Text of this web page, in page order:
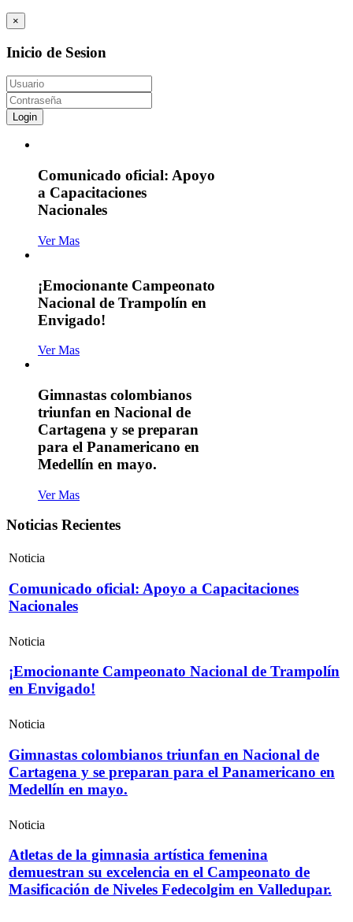
×
Inicio de Sesion
Login
Comunicado oficial: Apoyo
a Capacitaciones
Nacionales
Ver Mas
¡Emocionante Campeonato
Nacional de Trampolín en
Envigado!
Ver Mas
Gimnastas colombianos
triunfan en Nacional de
Cartagena y se preparan
para el Panamericano en
Medellín en mayo.
Ver Mas
Noticias Recientes
Noticia
Comunicado oficial: Apoyo a Capacitaciones
Nacionales
Noticia
¡Emocionante Campeonato Nacional de Trampolín
en Envigado!
Noticia
Gimnastas colombianos triunfan en Nacional de
Cartagena y se preparan para el Panamericano en
Medellín en mayo.
Noticia
Atletas de la gimnasia artística femenina
demuestran su excelencia en el Campeonato de
Masificación de Niveles Fedecolgim en Valledupar.